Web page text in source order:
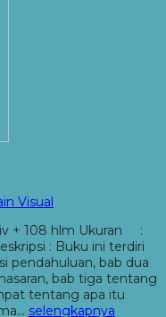
Visual
+ 108 hlm Ukuran :
: Buku ini terdiri
pendahuluan, bab dua
bab tiga tentang
tentang apa itu
selengkapnya